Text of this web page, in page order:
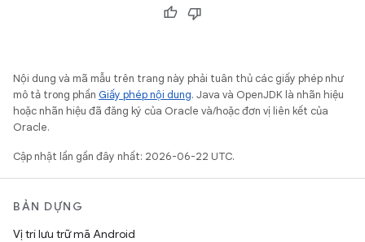
Nội dung và mã mẫu trên trang này phải tuân thủ các giấy phép như
mô tả trong phần Giấy phép nội dung. Java và OpenJDK là nhãn hiệu
hoặc nhãn hiệu đã đăng ký của Oracle và/hoặc đơn vị liên kết của
Oracle.
Cập nhật lần gần đây nhất: 2026-06-22 UTC.
BẢN DỰNG
Vị trí lưu trữ mã Android